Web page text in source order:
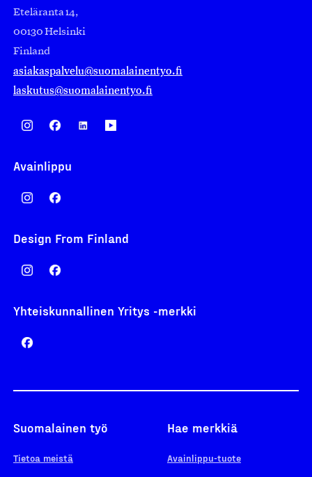
Eteläranta 14,
00130 Helsinki
Finland
asiakaspalvelu@suomalainentyo.fi
laskutus@suomalainentyo.fi
Avainlippu
Design From Finland
Yhteiskunnallinen Yritys -merkki
Suomalainen työ
Tietoa meistä
Hae merkkiä
Avainlippu-tuote